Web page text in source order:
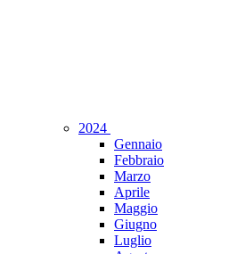
2024
Gennaio
Febbraio
Marzo
Aprile
Maggio
Giugno
Luglio